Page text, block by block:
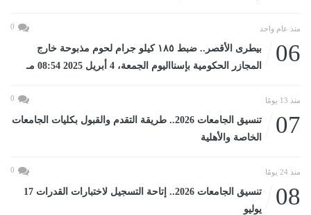
منذ عام واحد 0
06
بيطرى الأقصر.. ضبط ١٨٥ كيلو جرام لحوم مذبوحة خارج
المجازر الحكومية بإسنااليوم الجمعة، 4 أبريل 2025 08:54 مـ
منذ 13 يومًا 0
07
تنسيق الجامعات 2026.. طريقة التقدم والقبول بكليات الجامعات
الخاصة والأهلية
منذ 24 يومًا 0
08
تنسيق الجامعات 2026.. إتاحة التسجيل لاختبارات القدرات 17
يوليو